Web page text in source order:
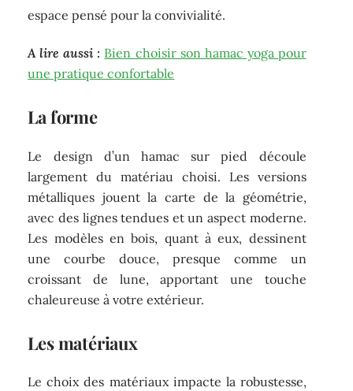
espace pensé pour la convivialité.
A lire aussi : Bien choisir son hamac yoga pour
une pratique confortable
La forme
Le design d’un hamac sur pied découle
largement du matériau choisi. Les versions
métalliques jouent la carte de la géométrie,
avec des lignes tendues et un aspect moderne.
Les modèles en bois, quant à eux, dessinent
une courbe douce, presque comme un
croissant de lune, apportant une touche
chaleureuse à votre extérieur.
Les matériaux
Le choix des matériaux impacte la robustesse,